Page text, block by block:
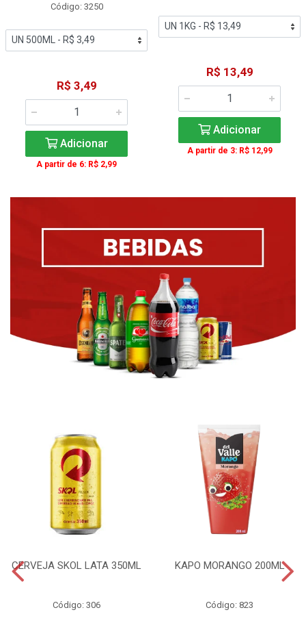
Código: 3250
R$ 3,49
Adicionar
A partir de 6: R$ 2,99
R$ 13,49
Adicionar
A partir de 3: R$ 12,99
CERVEJA SKOL LATA 350ML
Código: 306
KAPO MORANGO 200ML
Código: 823